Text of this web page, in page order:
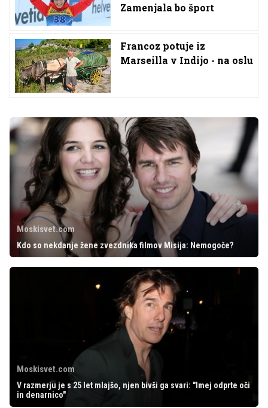
Zamenjala bo šport
Francoz potuje iz
Marseilla v Indijo - na oslu
Moskisvet.com
Kdo so nekdanje žene zvezdnika filmov Misija: Nemogoče?
Moskisvet.com
V razmerju je s 25 let mlajšo, njen bivši ga svari: "Imej odprte oči
in denarnico"